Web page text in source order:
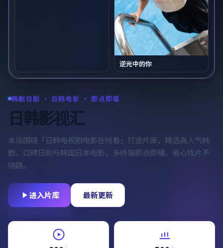
韩剧日剧 · 日韩电影 · 即点即播
日韩影视汇
本站围绕「日韩电视剧电影在线看 」打造片库，精选高人气韩
剧、口碑日剧与韩国日本电影，多终端即点即播，省心找片不
绕路。
进入片库 最新更新
逆光中的你